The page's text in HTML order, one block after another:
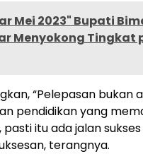
Mei 2023" Bupati
Menyokong Tingkat
“Pelepasan bukan
pendidikan yang
itu ada jalan
terangnya.